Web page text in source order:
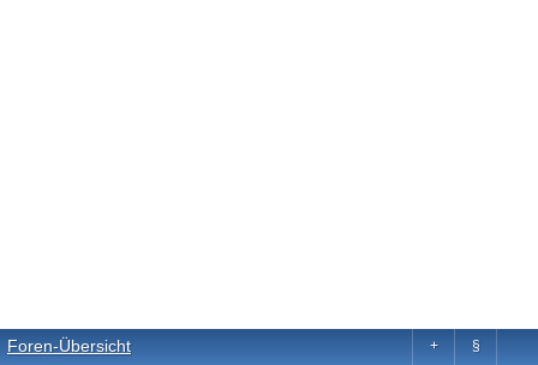
Foren-Übersicht §
+